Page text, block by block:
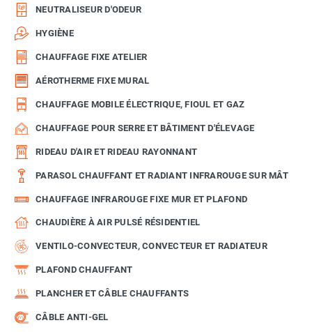
NEUTRALISEUR D'ODEUR
HYGIÈNE
CHAUFFAGE FIXE ATELIER
AÉROTHERME FIXE MURAL
CHAUFFAGE MOBILE ÉLECTRIQUE, FIOUL ET GAZ
CHAUFFAGE POUR SERRE ET BÂTIMENT D'ÉLEVAGE
RIDEAU D'AIR ET RIDEAU RAYONNANT
PARASOL CHAUFFANT ET RADIANT INFRAROUGE SUR MÂT
CHAUFFAGE INFRAROUGE FIXE MUR ET PLAFOND
CHAUDIÈRE À AIR PULSÉ RÉSIDENTIEL
VENTILO-CONVECTEUR, CONVECTEUR ET RADIATEUR
PLAFOND CHAUFFANT
PLANCHER ET CÂBLE CHAUFFANTS
CÂBLE ANTI-GEL